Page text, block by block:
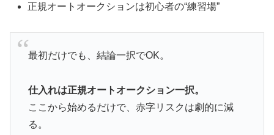
正規オートオークションは初心者の“練習場”
最初だけでも、結論一択でOK。
仕入れは正規オートオークション一択。
ここから始めるだけで、赤字リスクは劇的に減
る。